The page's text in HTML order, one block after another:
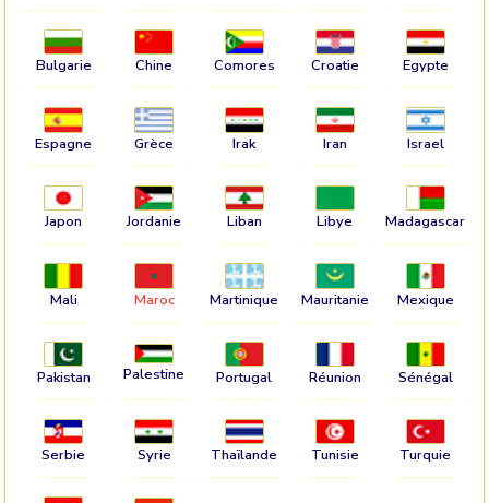
Bulgarie Chine Comores Croatie Egypte
Espagne Grèce Irak Iran Israel
Japon Jordanie Liban Libye Madagascar
Mali Maroc Martinique Mauritanie Mexique
Pakistan Palestine Portugal Réunion Sénégal
Serbie Syrie Thaïlande Tunisie Turquie